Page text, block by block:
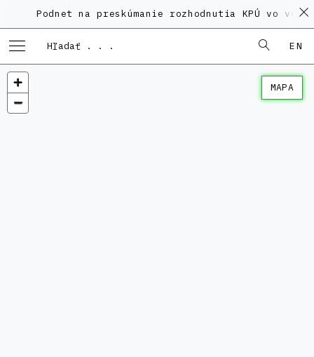
Podnet na preskúmanie rozhodnutia KPÚ vo veci
EN
MAPA